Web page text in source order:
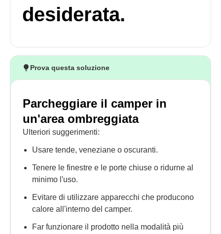
desiderata.
Prova questa soluzione
Parcheggiare il camper in
un'area ombreggiata
Ulteriori suggerimenti:
Usare tende, veneziane o oscuranti.
Tenere le finestre e le porte chiuse o ridurne al
minimo l'uso.
Evitare di utilizzare apparecchi che producono
calore all'interno del camper.
Far funzionare il prodotto nella modalità più